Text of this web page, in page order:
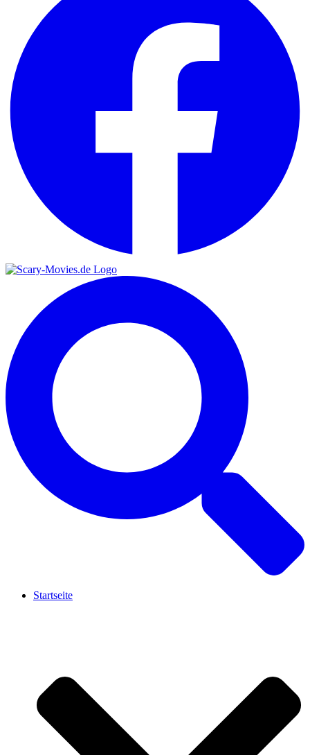
Startseite